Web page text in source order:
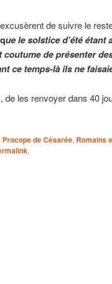
de suivre le
que le solstice d’été étant
coutume de présenter
ce temps-là ils ne
de les renvoyer dans 40
Procope de Césarée, Romains
.